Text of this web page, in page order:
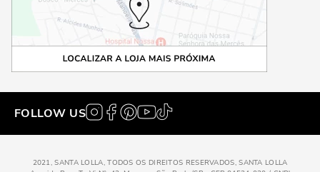
FOLLOW US
2021, SANTA LOLLA, TODOS OS DIREITOS RESERVADOS, SANTA LOLLA